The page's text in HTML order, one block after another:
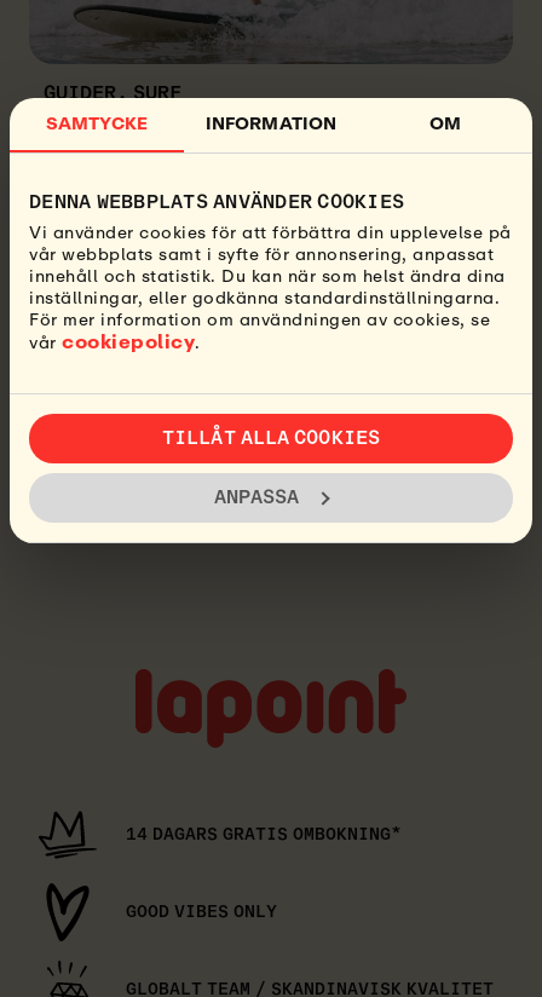
SAMTYCKE INFORMATION OM
DENNA WEBBPLATS ANVÄNDER COOKIES
Vi använder cookies för att förbättra din upplevelse på
vår webbplats samt i syfte för annonsering, anpassat
innehåll och statistik. Du kan när som helst ändra dina
inställningar, eller godkänna standardinställningarna.
För mer information om användningen av cookies, se
vår cookiepolicy.
TILLÅT ALLA COOKIES
ANPASSA
GUIDER, SURF
LÄR DIG GÖRA EN PERFEKT POP-UP
Att göra en pop-up är en av de viktigaste sakerna
att bemästra när man lär sig surfa. Du behöver
förstå grunderna i teorin och öva på din pop-up
direkt när du lär dig surfa som nybörjare. Så hur
gör du för att få till...
LÄS MER
Föregående Nästa
logo
14 DAGARS GRATIS OMBOKNING*
GOOD VIBES ONLY
GLOBALT TEAM / SKANDINAVISK KVALITET